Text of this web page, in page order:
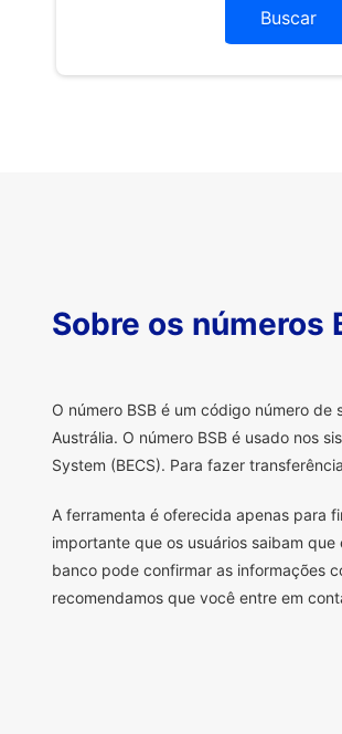
Buscar
Sobre os números
O número BSB é um código número
Austrália. O número BSB é usado nos
System (BECS). Para fazer
A ferramenta é oferecida apenas para
importante que os usuários saibam
banco pode confirmar as informações
recomendamos que você entre em